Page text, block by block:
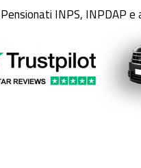
Pensionati INPS, INPDAP e